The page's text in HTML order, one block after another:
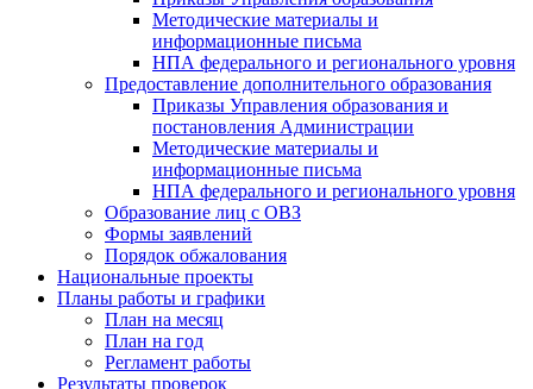
Методические материалы и
информационные письма
НПА федерального и регионального уровня
Предоставление дополнительного образования
Приказы Управления образования и
постановления Администрации
Методические материалы и
информационные письма
НПА федерального и регионального уровня
Образование лиц с ОВЗ
Формы заявлений
Порядок обжалования
Национальные проекты
Планы работы и графики
План на месяц
План на год
Регламент работы
Результаты проверок